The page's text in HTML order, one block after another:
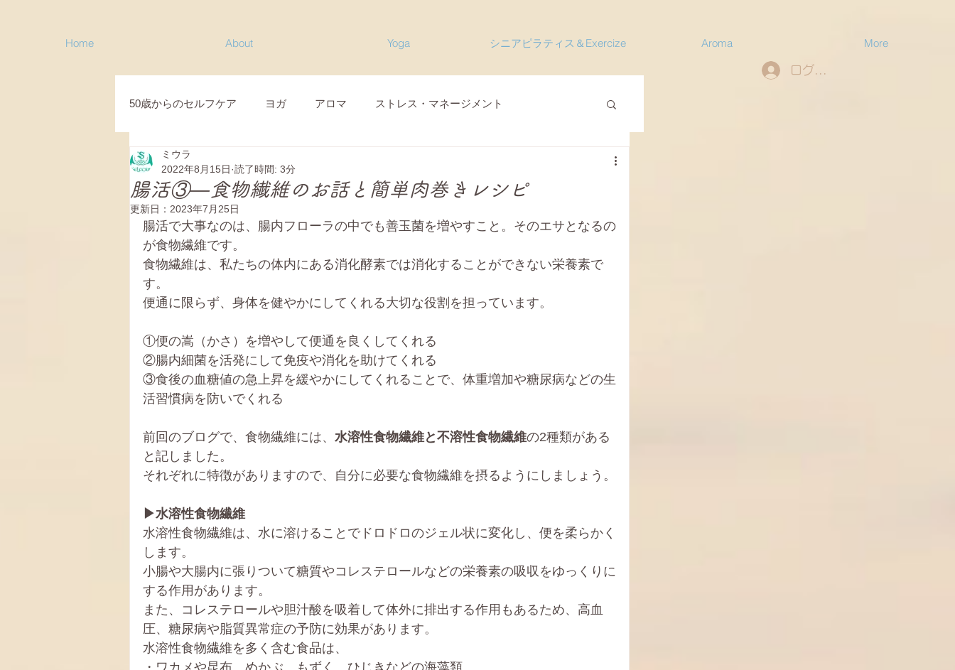
Home About Yoga シニアピラティス＆Exercize Aroma More
ログイン
50歳からのセルフケア ヨガ アロマ ストレス・マネージメント
目黒コミュニティクラス
シニアのためのセルフケア 会員便り 雑感その他
シニアピラティス ヨガスピリット セルフケア、栄養
腸活③―食物繊維のお話と簡単肉巻きレシピ
ミウラ
2022年8月15日 読了時間: 3分
更新日： 2023年7月25日
腸活で大事なのは、腸内フローラの中でも善玉菌を増やすこと。そのエサとなるの
が食物繊維です。
食物繊維は、私たちの体内にある消化酵素では消化することができない栄養素で
す。
便通に限らず、身体を健やかにしてくれる大切な役割を担っています。
①便の嵩（かさ）を増やして便通を良くしてくれる
②腸内細菌を活発にして免疫や消化を助けてくれる
③食後の血糖値の急上昇を緩やかにしてくれることで、体重増加や糖尿病などの生
活習慣病を防いでくれる
前回のブログで、食物繊維には、 水溶性食物繊維と不溶性食物繊維の2種類がある
と記しました。
それぞれに特徴がありますので、自分に必要な食物繊維を摂るようにしましょう。
▶水溶性食物繊維
水溶性食物繊維は、水に溶けることでドロドロのジェル状に変化し、便を柔らかく
します。
小腸や大腸内に張りついて糖質やコレステロールなどの栄養素の吸収をゆっくりに
する作用があります。
また、コレステロールや胆汁酸を吸着して体外に排出する作用もあるため、高血
圧、糖尿病や脂質異常症の予防に効果があります。
水溶性食物繊維を多く含む食品は、
・ワカメや昆布、めかぶ、もずく、ひじきなどの海藻類